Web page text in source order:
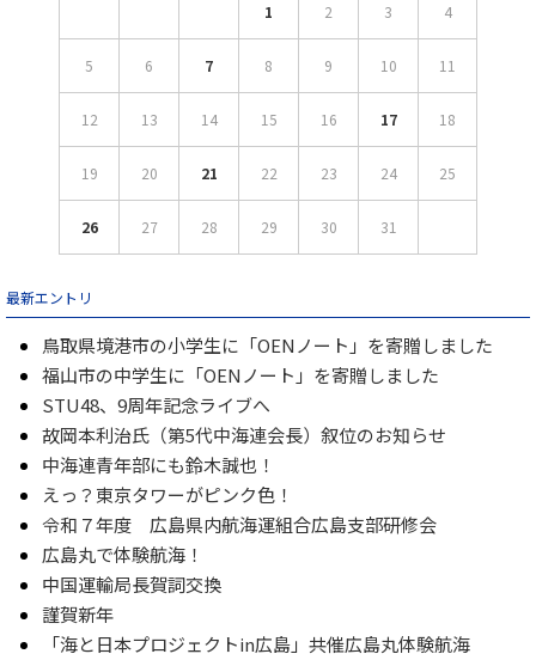
1 2 3 4
5 6 7 8 9 10 11
12 13 14 15 16 17 18
19 20 21 22 23 24 25
26 27 28 29 30 31
最新エントリ
鳥取県境港市の小学生に「OENノート」を寄贈しました
福山市の中学生に「OENノート」を寄贈しました
STU48、9周年記念ライブへ
故岡本利治氏（第5代中海連会長）叙位のお知らせ
中海連青年部にも鈴木誠也！
えっ？東京タワーがピンク色！
令和７年度 広島県内航海運組合広島支部研修会
広島丸で体験航海！
中国運輸局長賀詞交換
謹賀新年
「海と日本プロジェクトin広島」共催広島丸体験航海